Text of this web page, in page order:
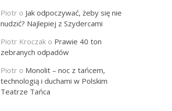
Piotr o Jak odpoczywać, żeby się nie
nudzić? Najlepiej z Szydercami
Piotr Kroczak o Prawie 40 ton
zebranych odpadów
Piotr o Monolit – noc z tańcem,
technologią i duchami w Polskim
Teatrze Tańca